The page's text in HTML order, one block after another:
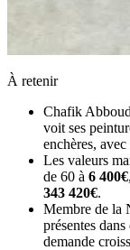
À retenir
Chafik
voit ses
enchères,
Les valeurs
de 60 à 6 400€
343 420€.
Membre de la
présentes
demande